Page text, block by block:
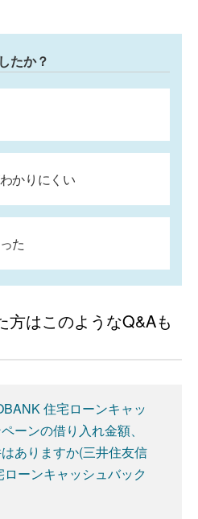
たか？
かりにくい
た
方はこのようなQ&Aも
住宅ローンキャッ
ーンの借り入れ金額、
ありますか(三井住友信
ーンキャッシュバック